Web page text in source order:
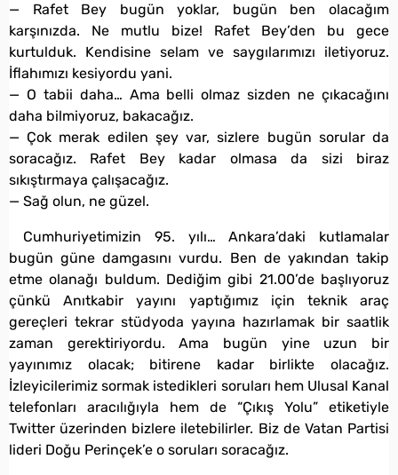
— Rafet Bey bugün yoklar, bugün ben olacağım
karşınızda. Ne mutlu bize! Rafet Bey’den bu gece
kurtulduk. Kendisine selam ve saygılarımızı iletiyoruz.
İflahımızı kesiyordu yani.
— O tabii daha… Ama belli olmaz sizden ne çıkacağını
daha bilmiyoruz, bakacağız.
— Çok merak edilen şey var, sizlere bugün sorular da
soracağız. Rafet Bey kadar olmasa da sizi biraz
sıkıştırmaya çalışacağız.
— Sağ olun, ne güzel.
Cumhuriyetimizin 95. yılı… Ankara’daki kutlamalar
bugün güne damgasını vurdu. Ben de yakından takip
etme olanağı buldum. Dediğim gibi 21.00’de başlıyoruz
çünkü Anıtkabir yayını yaptığımız için teknik araç
gereçleri tekrar stüdyoda yayına hazırlamak bir saatlik
zaman gerektiriyordu. Ama bugün yine uzun bir
yayınımız olacak; bitirene kadar birlikte olacağız.
İzleyicilerimiz sormak istedikleri soruları hem Ulusal Kanal
telefonları aracılığıyla hem de “Çıkış Yolu” etiketiyle
Twitter üzerinden bizlere iletebilirler. Biz de Vatan Partisi
lideri Doğu Perinçek’e o soruları soracağız.